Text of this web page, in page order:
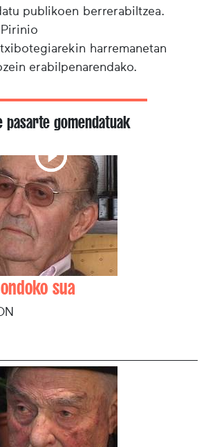
publikoen berrerabiltzea.
harremanetan
erabilpenarendako.
pasarte gomendatuak
sua